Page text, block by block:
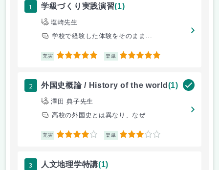
1 学級づくり実践演習(1)
塩崎先生
学校で経験した体験をそのまま...
充実 5 楽単 5
2 外国史概論 / History of the world (1)
澤田 典子先生
高校の外国史とは異なり、なぜ...
充実 4 楽単 3
3 人文地理学特講(1)